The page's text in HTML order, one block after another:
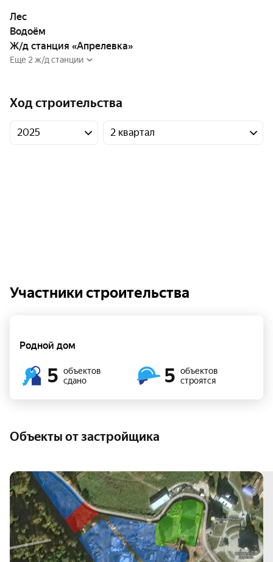
Лес
Водоём
Ж/д станция «Апрелевка»
Еще 2 ж/д станции
Ход строительства
2025 2 квартал
Участники строительства
Родной дом
5 объектов
сдано
5 объектов
строятся
Объекты от застройщика